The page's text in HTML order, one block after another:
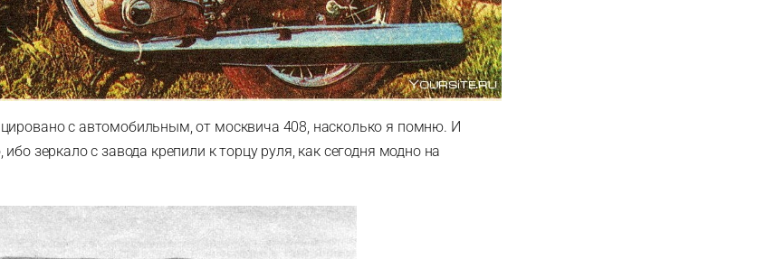
с автомобильным, от москвича 408, насколько я помню. И
зеркало с завода крепили к торцу руля, как сегодня модно на